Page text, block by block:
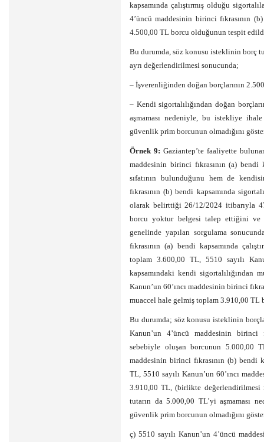
kapsamında çalıştırmış olduğu
4’üncü maddesinin birinci fıkrasının
4.500,00 TL borcu olduğunun tespit
Bu durumda, söz konusu isteklinin borç
ayrı değerlendirilmesi sonucunda;
– İşverenliğinden doğan borçlarının
– Kendi sigortalılığından doğan
aşmaması nedeniyle, bu istekliye
güvenlik prim borcunun olmadığını
Örnek 9: Gaziantep’te faaliyette
maddesinin birinci fıkrasının (a) bendi
sıfatının bulunduğunu hem de
fıkrasının (b) bendi kapsamında
olarak belirttiği 26/12/2024 itibarıyla
borcu yoktur belgesi talep ettiğini ve
genelinde yapılan sorgulama
fıkrasının (a) bendi kapsamında
toplam 3.600,00 TL, 5510 sayılı
kapsamındaki kendi sigortalılığından
Kanun’un 60’ıncı maddesinin birinci
muaccel hale gelmiş toplam 3.910,00
Bu durumda; söz konusu isteklinin
Kanun’un 4’üncü maddesinin birinci
sebebiyle oluşan borcunun 5.000,00
maddesinin birinci fıkrasının (b) bendi
TL, 5510 sayılı Kanun’un 60’ıncı
3.910,00 TL, (birlikte değerlendirilmesi
tutarın da 5.000,00 TL’yi aşmaması
güvenlik prim borcunun olmadığını
ç) 5510 sayılı Kanun’un 4’üncü